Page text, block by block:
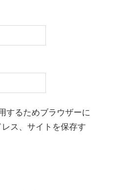
するためブラウザーに
ス、サイトを保存す